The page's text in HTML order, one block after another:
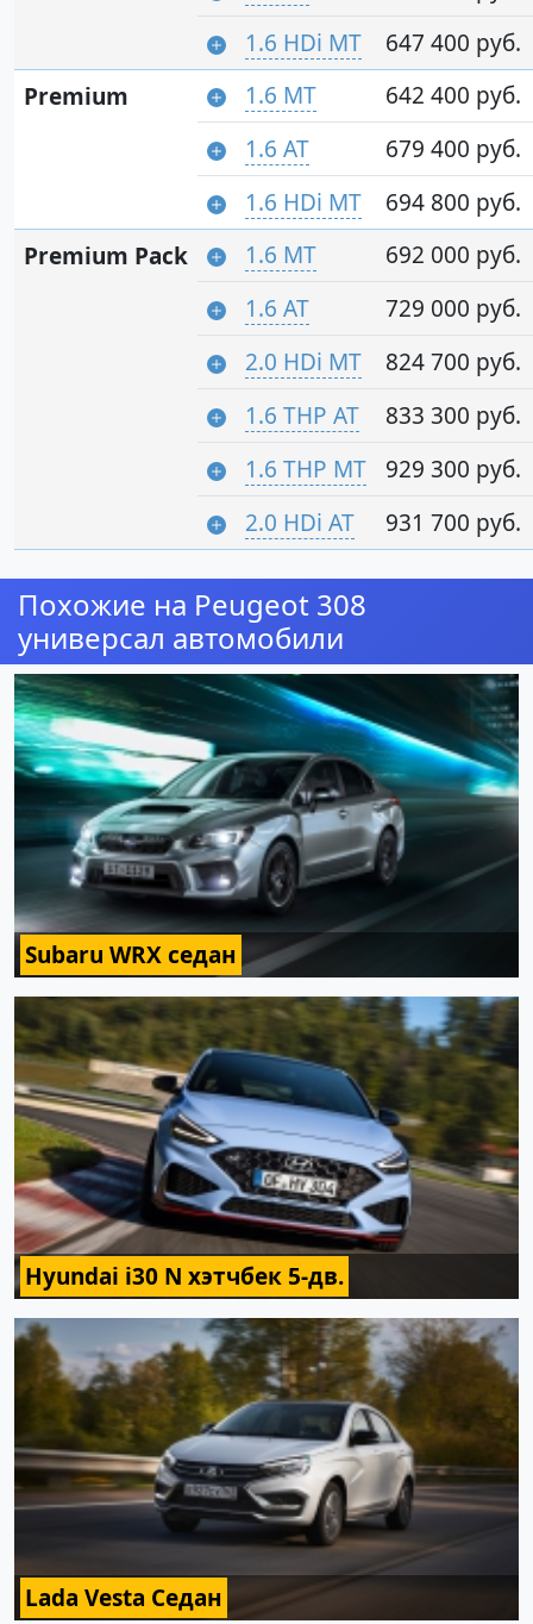
1.6 HDi MT
647 400 руб.
Premium
1.6 MT
642 400 руб.
1.6 AT
679 400 руб.
1.6 HDi MT
694 800 руб.
Premium Pack
1.6 MT
692 000 руб.
1.6 AT
729 000 руб.
2.0 HDi MT
824 700 руб.
1.6 THP AT
833 300 руб.
1.6 THP MT
929 300 руб.
2.0 HDi AT
931 700 руб.
Похожие на Peugeot 308
универсал автомобили
Subaru WRX седан
Hyundai i30 N хэтчбек 5-дв.
Lada Vesta Седан